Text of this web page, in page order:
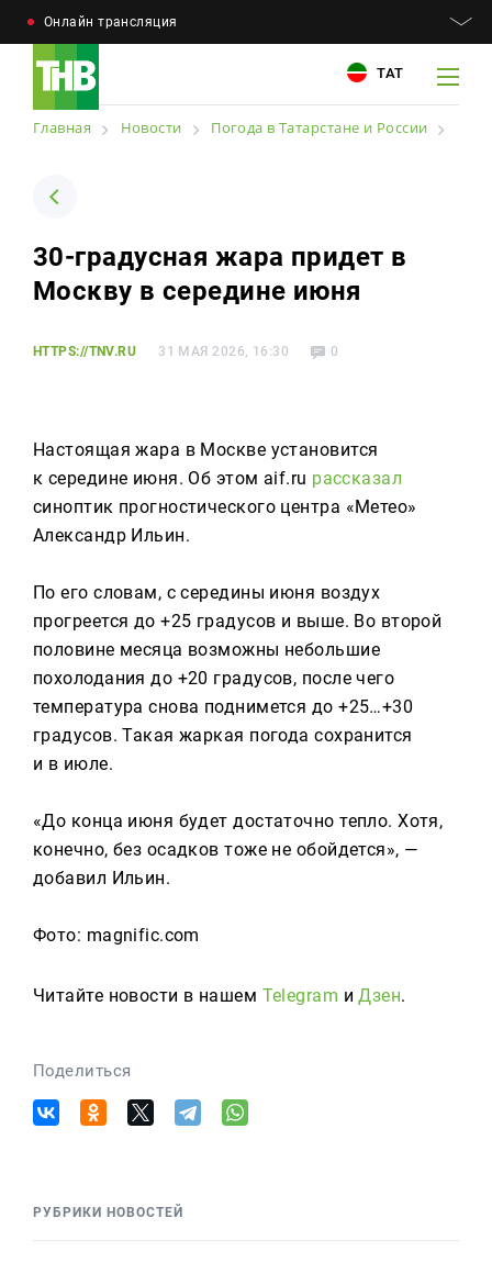
Онлайн трансляция
ТАТ
Новости
Телепрограмма
О компании
+7 (843) 570−50−00
reception@tnvtv.ru
Для связи
reception@tnvtv.ru
Главная Новости Погода в Татарстане и России
30-градусная жара придет в
Москву в середине июня
HTTPS://TNV.RU 31 МАЯ 2026, 16:30 0
Настоящая жара в Москве установится
к середине июня. Об этом aif.ru рассказал
синоптик прогностического центра «Метео»
Александр Ильин.
По его словам, с середины июня воздух
прогреется до +25 градусов и выше. Во второй
половине месяца возможны небольшие
похолодания до +20 градусов, после чего
температура снова поднимется до +25…+30
градусов. Такая жаркая погода сохранится
и в июле.
«До конца июня будет достаточно тепло. Хотя,
конечно, без осадков тоже не обойдется», —
добавил Ильин.
Фото: magnific.com
Читайте новости в нашем Telegram иДзен.
Поделиться
РУБРИКИ НОВОСТЕЙ